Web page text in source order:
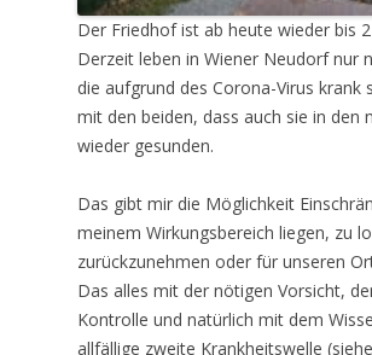
Der Friedhof ist ab heute wieder bis
Derzeit leben in Wiener Neudorf nur
die aufgrund des Corona-Virus krank
mit den beiden, dass auch sie in den
wieder gesunden.
Das gibt mir die Möglichkeit
meinem Wirkungsbereich liegen, zu
zurückzunehmen oder für unseren
Das alles mit der nötigen Vorsicht,
Kontrolle und natürlich mit dem
allfällige zweite Krankheitswelle